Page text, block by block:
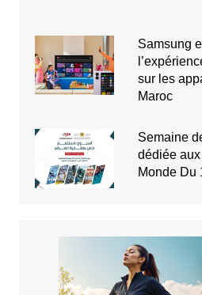
Samsung
sur les
Maroc
Semaine
dédiée
Monde Du